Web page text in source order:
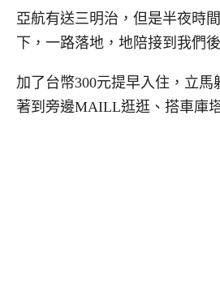
亞航有送三明治，但是半夜時
下，一路落地，地陪接到我們
加了台幣300元提早入住，立
著到旁邊MAILL逛逛、搭車庫